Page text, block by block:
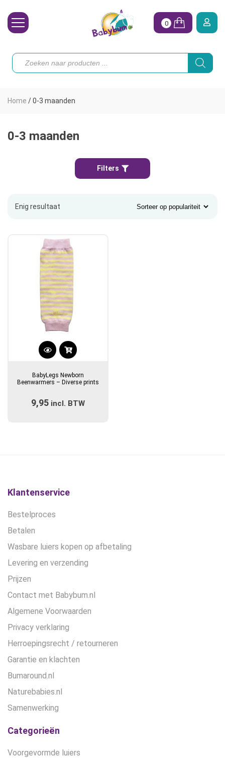
Toebehoren
Koopjes
0
Producten
zoeken
Home /0-3 maanden
0-3 maanden
Filters
Enig resultaat
Dit
heeft
variaties.
de
BabyLegs Newborn
Beenwarmers – Diverse prints
9,95 incl. BTW
Klantenservice
Bestelproces
Betalen
Wasbare luiers kopen op afbetaling
Levering en verzending
Prijzen
Contact met Babybum.nl
Algemene Voorwaarden
Privacy verklaring
Herroepingsrecht / retourneren
Garantie en klachten
Bumaround.nl
Naturebabies.nl
Samenwerking
Categorieën
Voorgevormde luiers